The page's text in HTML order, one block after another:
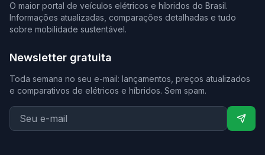
O maior portal de veículos elétricos e híbridos do Brasil.
Informações atualizadas, comparações detalhadas e tudo
sobre mobilidade sustentável.
Newsletter gratuita
Toda semana no seu e-mail: lançamentos, preços atualizados
e comparativos de elétricos e híbridos. Sem spam.